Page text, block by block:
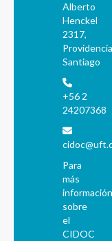
Alberto
Henckel
2317,
Santiago
+56 2
24207368
Para
más
información
sobre
el
CIDOC